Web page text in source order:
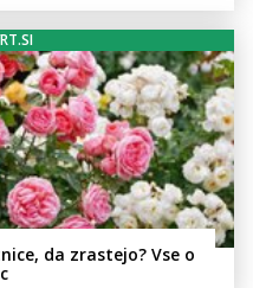
da zrastejo? Vse o